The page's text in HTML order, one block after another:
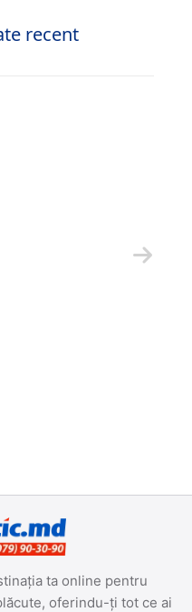
recent
ta online pentru
oferindu-ți tot ce ai